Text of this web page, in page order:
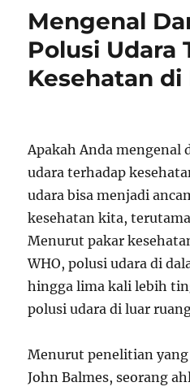
Mengenal
Polusi Udara
Kesehatan di
Apakah Anda mengenal
udara terhadap
udara bisa menjadi
kesehatan kita,
Menurut pakar
WHO, polusi udara di
hingga lima kali lebih
polusi udara di luar
Menurut penelitian
John Balmes, seorang